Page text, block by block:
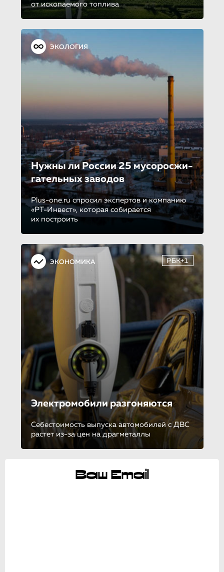
от ископаемого топлива
ЭКОЛОГИЯ
Нужны ли России 25 мусоросжи­
га­тель­ных заводов
Plus-one.ru спросил экспертов и компанию
«РТ-Инвест», которая собирается
их построить
ЭКОНОМИКА РБК+1
Электромобили разгоняются
Себестоимость выпуска автомобилей с ДВС
растет из-за цен на драгметаллы
Ваш Email